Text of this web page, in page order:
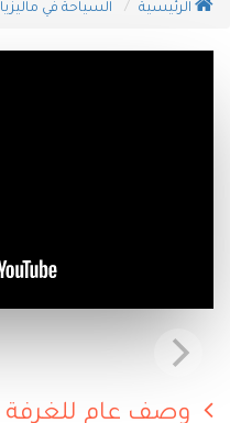
الرئيسية السياحة في ماليزيا
وصف عام للغرفة